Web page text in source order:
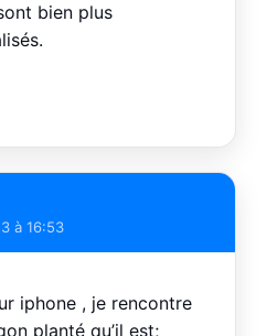
bien plus
à 16:53
iphone , je rencontre
planté qu’il est;